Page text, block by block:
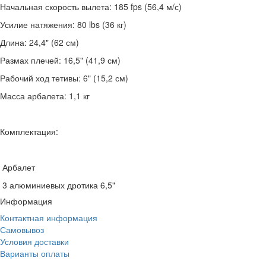
Начальная скорость вылета: 185 fps (56,4 м/с)
Усилие натяжения: 80 lbs (36 кг)
Длина: 24,4" (62 см)
Размах плечей: 16,5" (41,9 см)
Рабочий ход тетивы: 6" (15,2 см)
Масса арбалета: 1,1 кг
Комплектация:
Арбалет
3 алюминиевых дротика 6,5"
Информация
Контактная информация
Самовывоз
Условия доставки
Варианты оплаты